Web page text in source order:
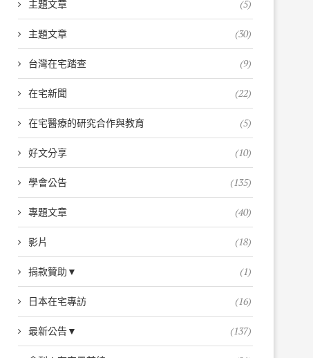
主題文章 (5)
主題文章 (30)
台灣在宅踏查 (9)
在宅新聞 (22)
在宅醫療的研究合作與教育 (5)
好文分享 (10)
學會公告 (135)
專題文章 (40)
影片 (18)
捐款贊助▼ (1)
日本在宅專訪 (16)
最新公告▼ (137)